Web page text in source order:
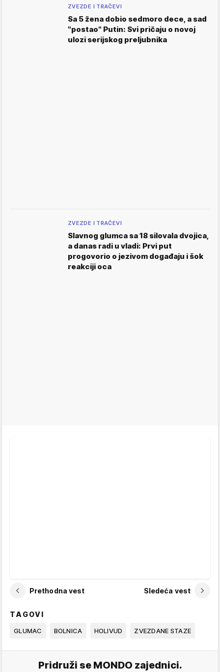
ZVEZDE I TRAČEVI
Sa 5 žena dobio sedmoro dece, a sad
"postao" Putin: Svi pričaju o novoj
ulozi serijskog preljubnika
ZVEZDE I TRAČEVI
Slavnog glumca sa 18 silovala dvojica,
a danas radi u vladi: Prvi put
progovorio o jezivom događaju i šok
reakciji oca
Prethodna vest Sledeća vest
TAGOVI
GLUMAC BOLNICA HOLIVUD ZVEZDANE STAZE
Pridruži se MONDO zajednici.